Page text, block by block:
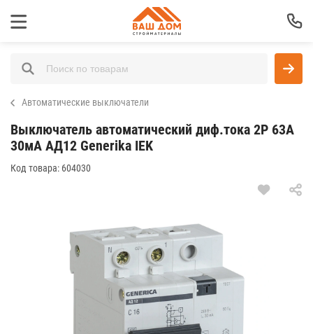
Автоматические выключатели
Выключатель автоматический диф.тока 2Р 63А
30мА АД12 Generika IEK
Код товара: 604030